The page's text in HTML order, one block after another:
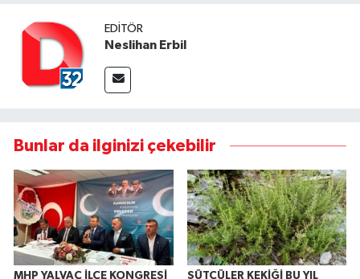
EDITÖR
Neslihan Erbil
Bunlar da ilginizi çekebilir
MHP YALVAÇ İLÇE KONGRESİ
SÜTÇÜLER KEKİĞİ BU YIL